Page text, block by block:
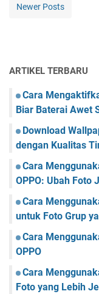
Newer Posts
ARTIKEL TERBARU
Cara
Biar Baterai Awet
Download
dengan Kualitas
Cara
OPPO: Ubah Foto
Cara
untuk Foto Grup
Cara
OPPO
Cara
Foto yang Lebih